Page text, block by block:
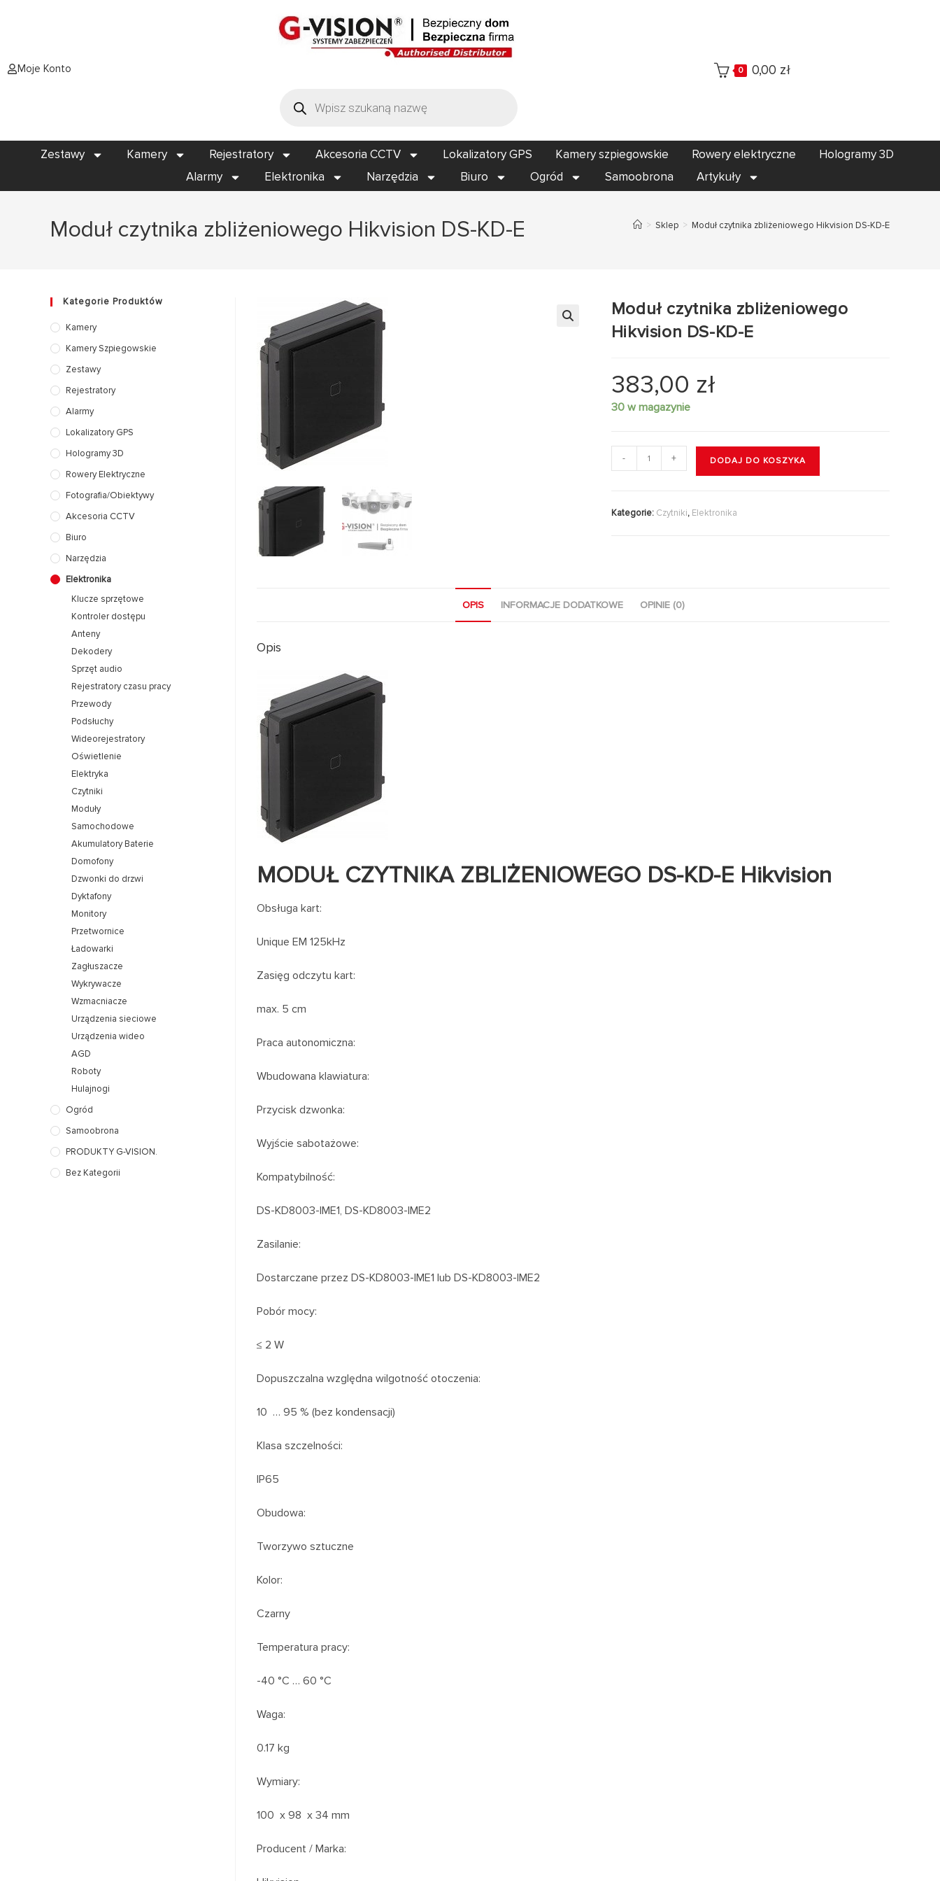
Moje Konto 0 0,00 zł
Zestawy Kamery Rejestratory Akcesoria CCTV Lokalizatory GPS Kamery szpiegowskie Rowery elektryczne
Hologramy 3D
Alarmy
Elektronika Narzędzia Biuro Ogród Samoobrona Artykuły
Moduł czytnika zbliżeniowego Hikvision DS-KD-E > Sklep > Moduł czytnika zbliżeniowego Hikvision DS-KD-E
Moduł czytnika zbliżeniowego
Hikvision DS-KD-E
383,00 zł
30 w magazynie
- + DODAJ DO KOSZYKA
Kategorie: Czytniki, Elektronika
OPIS INFORMACJE DODATKOWE OPINIE (0)
Opis
MODUŁ CZYTNIKA ZBLIŻENIOWEGO DS-KD-E Hikvision
Obsługa kart:
Unique EM 125kHz
Zasięg odczytu kart:
max. 5 cm
Praca autonomiczna:
Wbudowana klawiatura:
Przycisk dzwonka:
Wyjście sabotażowe:
Kompatybilność:
DS-KD8003-IME1, DS-KD8003-IME2
Zasilanie:
Dostarczane przez DS-KD8003-IME1 lub DS-KD8003-IME2
Pobór mocy:
≤ 2 W
Dopuszczalna względna wilgotność otoczenia:
10 … 95 % (bez kondensacji)
Klasa szczelności:
IP65
Obudowa:
Tworzywo sztuczne
Kolor:
Czarny
Temperatura pracy:
-40 °C … 60 °C
Waga:
0.17 kg
Wymiary:
100 x 98 x 34 mm
Producent / Marka:
Kategorie Produktów
Kamery
Kamery Szpiegowskie
Zestawy
Rejestratory
Alarmy
Lokalizatory GPS
Hologramy 3D
Rowery Elektryczne
Fotografia/Obiektywy
Akcesoria CCTV
Biuro
Narzędzia
Elektronika
Klucze sprzętowe
Kontroler dostępu
Anteny
Dekodery
Sprzęt audio
Rejestratory czasu pracy
Przewody
Podsłuchy
Wideorejestratory
Oświetlenie
Elektryka
Czytniki
Moduły
Samochodowe
Akumulatory Baterie
Domofony
Dzwonki do drzwi
Dyktafony
Monitory
Przetwornice
Ładowarki
Zagłuszacze
Wykrywacze
Wzmacniacze
Urządzenia sieciowe
Urządzenia wideo
AGD
Roboty
Hulajnogi
Ogród
Samoobrona
PRODUKTY G-VISION.
Bez Kategorii